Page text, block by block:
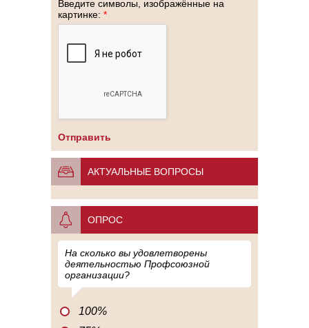
Введите символы, изображённые на
картинке: *
АКТУАЛЬНЫЕ ВОПРОСЫ
ОПРОС
На сколько вы удовлетворены
деятельностью Профсоюзной
организации?
100%